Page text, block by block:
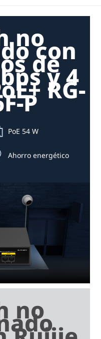
nocon
dey 4
RG-
P
PoE 54 W
Ahorro energético
no